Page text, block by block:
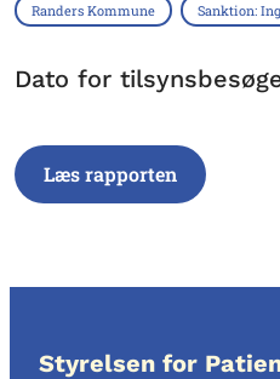
Randers Kommune Sanktion:
Dato for
Læs rapporten
Styrelsen for